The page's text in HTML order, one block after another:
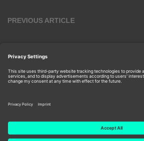
PREVIOUS ARTICLE
„Spring in eine Pfütze! -
bunt“
in Studio71 Deutschland